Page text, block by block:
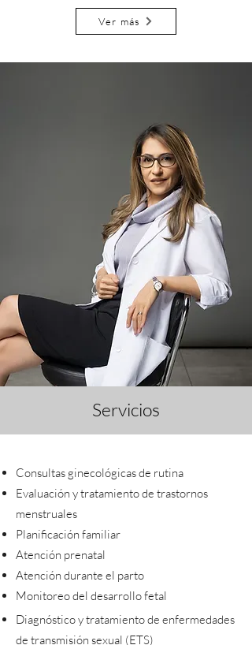
Ver más
Servicios
Consultas ginecológicas de rutina
Evaluación y tratamiento de trastornos
menstruales
Planificación familiar
Atención prenatal
Atención durante el parto
Monitoreo del desarrollo fetal
Diagnóstico y tratamiento de enfermedades
de transmisión sexual (ETS)